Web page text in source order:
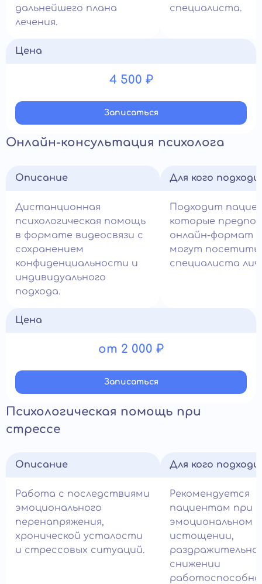
дальнейшего плана
лечения.
специалиста.
Цена
4 500 ₽
Записатьcя
Онлайн-консультация психолога
Описание
Дистанционная
психологическая помощь
в формате видеосвязи с
сохранением
конфиденциальности и
индивидуального
подхода.
Для кого
Подходит
которые
онлайн-формат
могут посетить
специалиста
Цена
от 2 000 ₽
Записатьcя
Психологическая помощь при
стрессе
Описание
Работа с последствиями
эмоционального
перенапряжения,
хронической усталости
и стрессовых ситуаций.
Для кого
Рекомендуется
пациентам при
эмоциональном
истощении,
снижении